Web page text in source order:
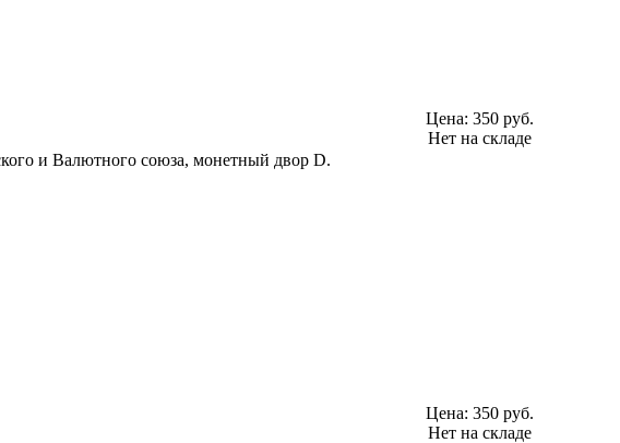
и Валютного союза, монетный двор D.
Цена: 350 руб.
Нет на складе
Цена: 350 руб.
Нет на складе